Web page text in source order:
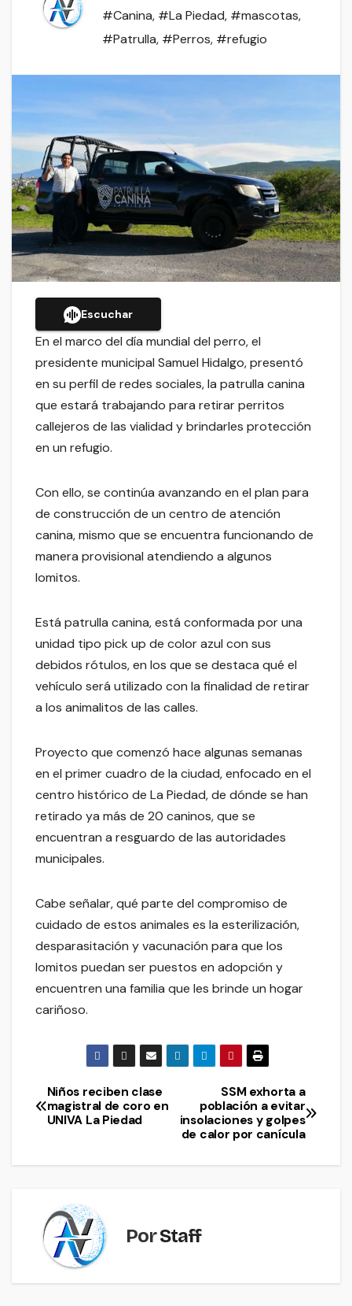
#Canina, #La Piedad, #mascotas,
#Patrulla, #Perros, #refugio
Escuchar
En el marco del día mundial del perro, el
presidente municipal Samuel Hidalgo, presentó
en su perfil de redes sociales, la patrulla canina
que estará trabajando para retirar perritos
callejeros de las vialidad y brindarles protección
en un refugio.
Con ello, se continúa avanzando en el plan para
de construcción de un centro de atención
canina, mismo que se encuentra funcionando de
manera provisional atendiendo a algunos
lomitos.
Está patrulla canina, está conformada por una
unidad tipo pick up de color azul con sus
debidos rótulos, en los que se destaca qué el
vehículo será utilizado con la finalidad de retirar
a los animalitos de las calles.
Proyecto que comenzó hace algunas semanas
en el primer cuadro de la ciudad, enfocado en el
centro histórico de La Piedad, de dónde se han
retirado ya más de 20 caninos, que se
encuentran a resguardo de las autoridades
municipales.
Cabe señalar, qué parte del compromiso de
cuidado de estos animales es la esterilización,
desparasitación y vacunación para que los
lomitos puedan ser puestos en adopción y
encuentren una familia que les brinde un hogar
cariñoso.
Navegación
de
entradas
SSM exhorta a
población a evitar
insolaciones y golpes
de calor por canícula
Niños reciben clase
magistral de coro en
UNIVA La Piedad
PorStaff